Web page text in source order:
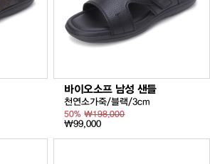
바이오소프 남성 샌들
천연소가죽/블랙/3cm
50%₩198,000
₩99,000